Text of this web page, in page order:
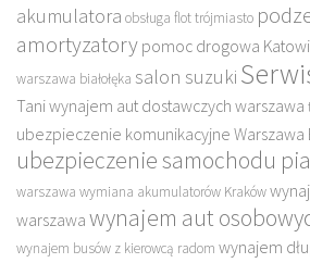
akumulatora obsługa flot trójmiasto
amortyzatory pomoc drogowa
warszawa białołęka salon suzuki
Tani wynajem aut dostawczych warszawa
ubezpieczenie komunikacyjne
ubezpieczenie samochodu
warszawa wymiana akumulatorów Kraków
warszawa wynajem aut
wynajem busów z kierowcą radom wynajem